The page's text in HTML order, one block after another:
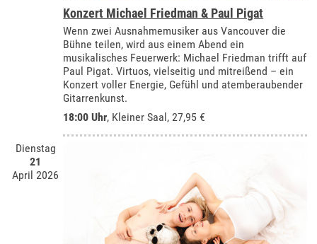
Konzert Michael Friedman & Paul Pigat
Wenn zwei Ausnahmemusiker aus Vancouver die
Bühne teilen, wird aus einem Abend ein
musikalisches Feuerwerk: Michael Friedman trifft auf
Paul Pigat. Virtuos, vielseitig und mitreißend – ein
Konzert voller Energie, Gefühl und atemberaubender
Gitarrenkunst.
18:00 Uhr, Kleiner Saal , 27,95 €
Dienstag
21
April 2026